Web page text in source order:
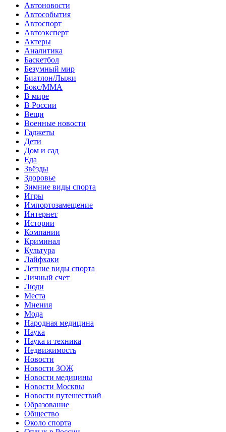
Автоновости
Автособытия
Автоспорт
Автоэксперт
Актеры
Аналитика
Баскетбол
Безумный мир
Биатлон/Лыжи
Бокс/MMA
В мире
В России
Вещи
Военные новости
Гаджеты
Дети
Дом и сад
Еда
Звёзды
Здоровье
Зимние виды спорта
Игры
Импортозамещение
Интернет
Истории
Компании
Криминал
Культура
Лайфхаки
Летние виды спорта
Личный счет
Люди
Места
Мнения
Мода
Народная медицина
Наука
Наука и техника
Недвижимость
Новости
Новости ЗОЖ
Новости медицины
Новости Москвы
Новости путешествий
Образование
Общество
Около спорта